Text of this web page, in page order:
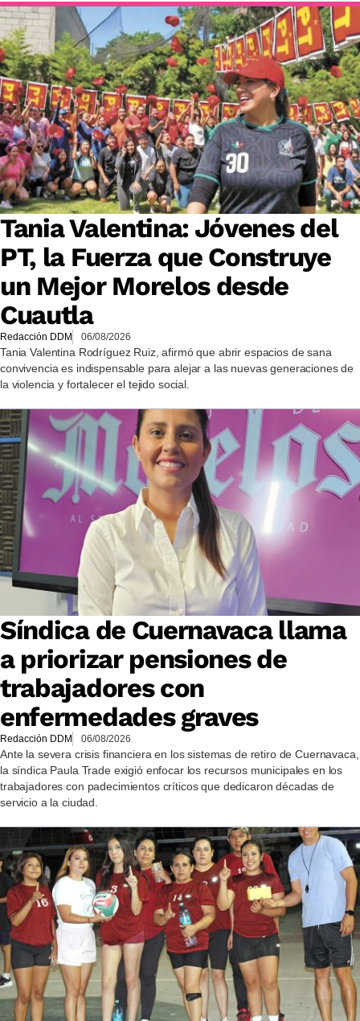
Tania Valentina: Jóvenes del
PT, la Fuerza que Construye
un Mejor Morelos desde
Cuautla
Redacción DDM 06/08/2026
Tania Valentina Rodríguez Ruiz, afirmó que abrir espacios de sana
convivencia es indispensable para alejar a las nuevas generaciones de
la violencia y fortalecer el tejido social.
Síndica de Cuernavaca llama
a priorizar pensiones de
trabajadores con
enfermedades graves
Redacción DDM 06/08/2026
Ante la severa crisis financiera en los sistemas de retiro de Cuernavaca,
la síndica Paula Trade exigió enfocar los recursos municipales en los
trabajadores con padecimientos críticos que dedicaron décadas de
servicio a la ciudad.